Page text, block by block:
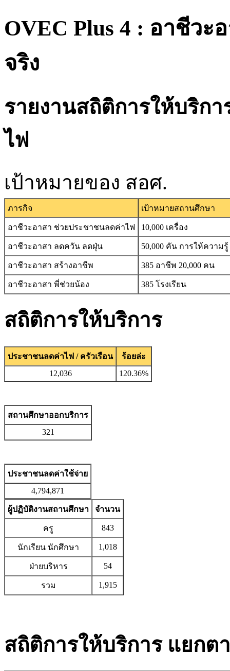
OVEC Plus 4 : อาชีวะ
จริง
รายงานสถิติการให้บริก
ไฟ
เป้าหมายของ สอศ.
ภารกิจ เป้าหมายสถานศึกษา
อาชีวะอาสา ช่วยประชาชนลดค่าไฟ 10,000 เครื่อง
อาชีวะอาสา ลดควัน ลดฝุ่น 50,000 คัน การให้ความรู้
อาชีวะอาสา สร้างอาชีพ 385 อาชีพ 20,000 คน
อาชีวะอาสา พี่ช่วยน้อง 385 โรงเรียน
สถิติการให้บริการ
ประชาชนลดค่าไฟ / ครัวเรือน
ร้อยล่ะ
12,036
120.36%
สถานศึกษาออกบริการ
321
ประชาชนลดค่าใช้จ่าย
4,794,871
ผู้ปฏิบัติงานสถานศึกษา จำนวน
ครู 843
นักเรียน นักศึกษา 1,018
ฝ่ายบริหาร 54
รวม 1,915
สถิติการให้บริการ แยกต